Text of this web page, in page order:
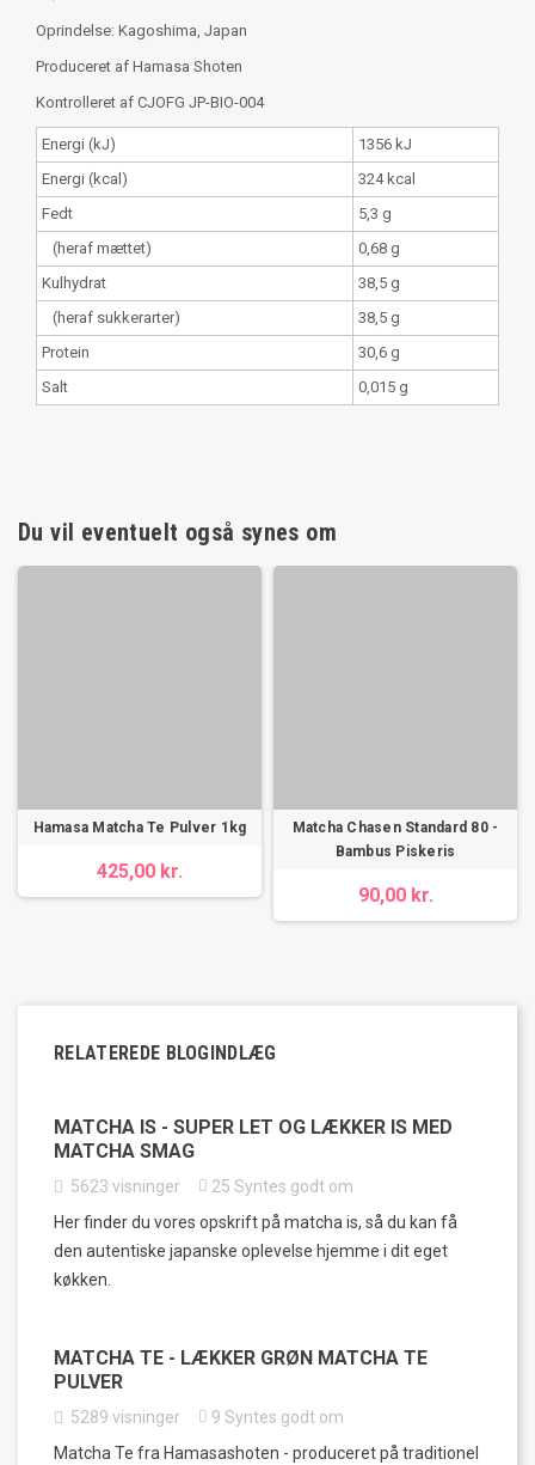
Oprindelse: Kagoshima, Japan
Produceret af Hamasa Shoten
Kontrolleret af CJOFG JP-BIO-004
Energi (kJ)
1356 kJ
Energi (kcal)
324 kcal
Fedt
5,3 g
(heraf mættet)
0,68 g
Kulhydrat
38,5 g
(heraf sukkerarter)
38,5 g
Protein
30,6 g
Salt
0,015 g
Du vil eventuelt også synes om
Hamasa Matcha Te Pulver 1kg
425,00 kr.
Matcha Chasen Standard 80 -
Bambus Piskeris
90,00 kr.
RELATEREDE BLOGINDLÆG
MATCHA IS - SUPER LET OG LÆKKER IS MED
MATCHA SMAG
5623 visninger 25 Syntes godt om
Her finder du vores opskrift på matcha is, så du kan få
den autentiske japanske oplevelse hjemme i dit eget
køkken.
MATCHA TE - LÆKKER GRØN MATCHA TE
PULVER
5289 visninger 9 Syntes godt om
Matcha Te fra Hamasashoten - produceret på traditionel